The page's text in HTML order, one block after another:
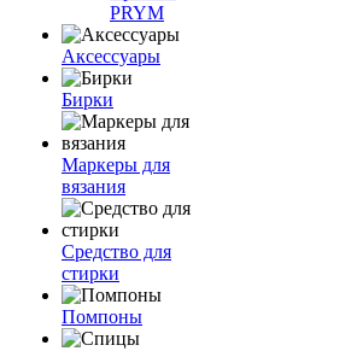
PRYM
Аксессуары
Бирки
Маркеры для
вязания
Средство для
стирки
Помпоны